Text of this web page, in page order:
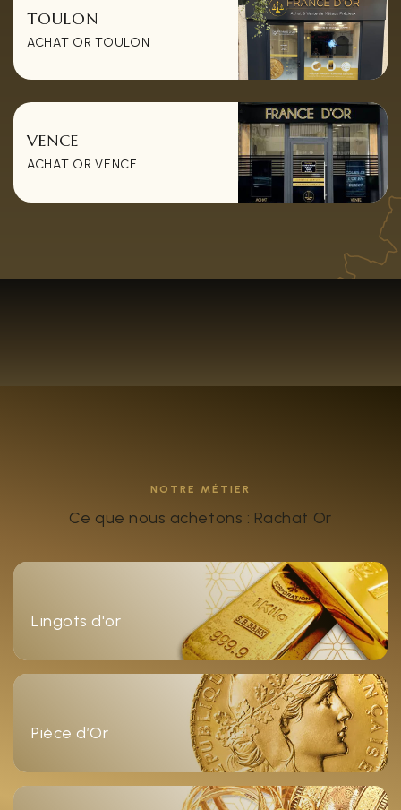
TOULON
ACHAT OR TOULON
VENCE
ACHAT OR VENCE
NOTRE MÉTIER
Ce que nous achetons : Rachat Or
Lingots d'or
Pièce d’Or